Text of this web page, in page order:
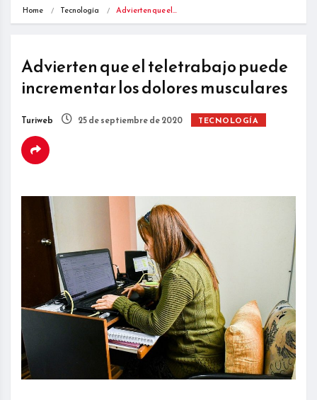
Home Tecnología Advierten que el…
Advierten que el teletrabajo puede
incrementar los dolores musculares
Turiweb 25 de septiembre de 2020 TECNOLOGÍA